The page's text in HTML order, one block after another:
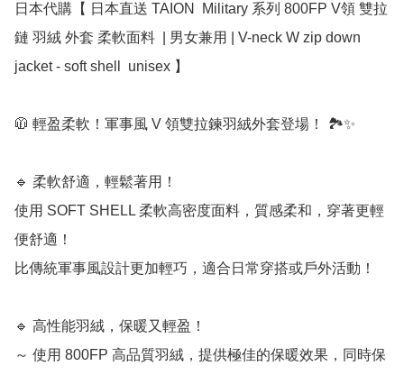
日本代購【 日本直送 TAION  Military 系列 800FP V領 雙拉
鏈 羽絨 外套 柔軟面料  | 男女兼用 | V-neck W zip down
jacket - soft shell  unisex 】
🧥 輕盈柔軟！軍事風 V 領雙拉鍊羽絨外套登場！ 🏞️✨
🔹 柔軟舒適，輕鬆著用！
使用 SOFT SHELL 柔軟高密度面料，質感柔和，穿著更輕
便舒適！
比傳統軍事風設計更加輕巧，適合日常穿搭或戶外活動！
🔹 高性能羽絨，保暖又輕盈！
～ 使用 800FP 高品質羽絨，提供極佳的保暖效果，同時保